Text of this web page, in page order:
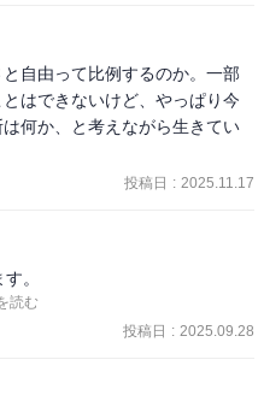
だった。
鉱山の実態を世界に報じると
って依頼を命懸けで受けるこ
、緊張しながら鉱山の本社を
とあっさりと単独での取材を
れた。
き、博士にもすんなりと逢う
ようと伝えるのだが、即座に
ために、暫くは鉱山に滞在す
自由って比例するのか。一部
はできないけど、やっぱり今
何か、と考えながら生きてい
投稿日 : 2025.11.17
。
ないが、現代との地続き的な
。
読む
投稿日 : 2025.09.28